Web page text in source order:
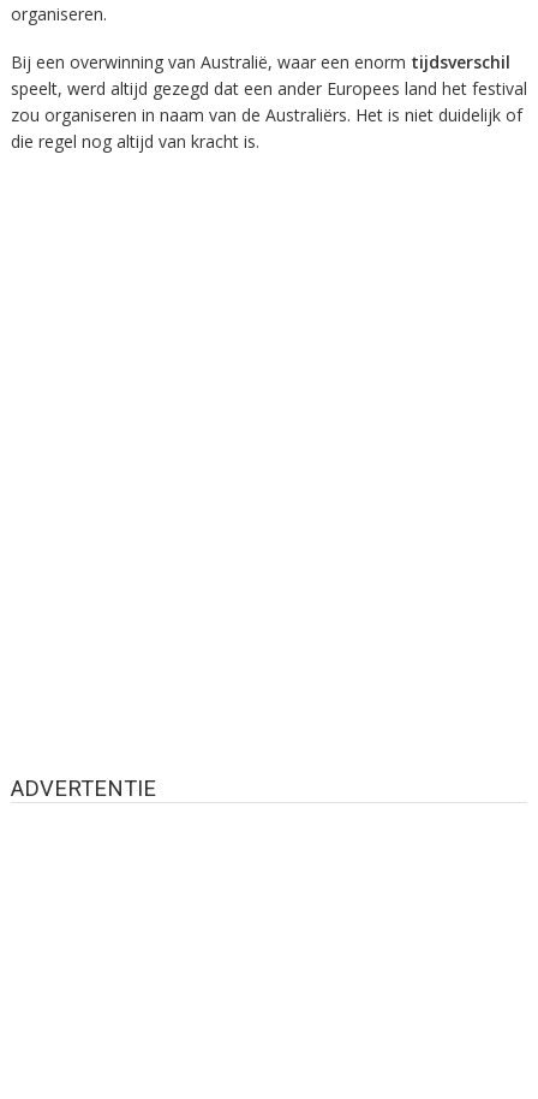
organiseren.
Bij een overwinning van Australië, waar een enorm tijdsverschil
speelt, werd altijd gezegd dat een ander Europees land het festival
zou organiseren in naam van de Australiërs. Het is niet duidelijk of
die regel nog altijd van kracht is.
ADVERTENTIE